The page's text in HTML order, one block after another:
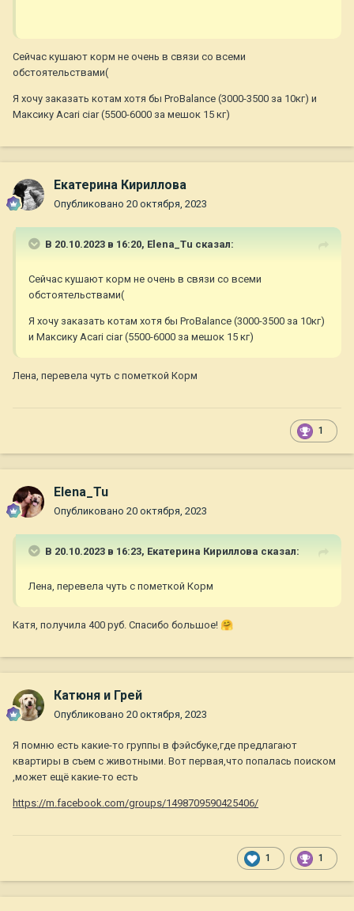
Сейчас кушают корм не очень в связи со всеми
обстоятельствами(
Я хочу заказать котам хотя бы ProBalance (3000-3500 за 10кг) и
Максику Acari ciar (5500-6000 за мешок 15 кг)
Екатерина Кириллова
Опубликовано 20 октября, 2023
В 20.10.2023 в 16:20, Elena_Tu сказал:
Сейчас кушают корм не очень в связи со всеми
обстоятельствами(
Я хочу заказать котам хотя бы ProBalance (3000-3500 за 10кг)
и Максику Acari ciar (5500-6000 за мешок 15 кг)
Лена, перевела чуть с пометкой Корм
1
Elena_Tu
Опубликовано 20 октября, 2023
В 20.10.2023 в 16:23, Екатерина Кириллова сказал:
Лена, перевела чуть с пометкой Корм
Катя, получила 400 руб. Спасибо большое! 🤗
Катюня и Грей
Опубликовано 20 октября, 2023
Я помню есть какие-то группы в фэйсбуке,где предлагают
квартиры в съем с животными. Вот первая,что попалась поиском
,может ещё какие-то есть
https://m.facebook.com/groups/1498709590425406/
1 1